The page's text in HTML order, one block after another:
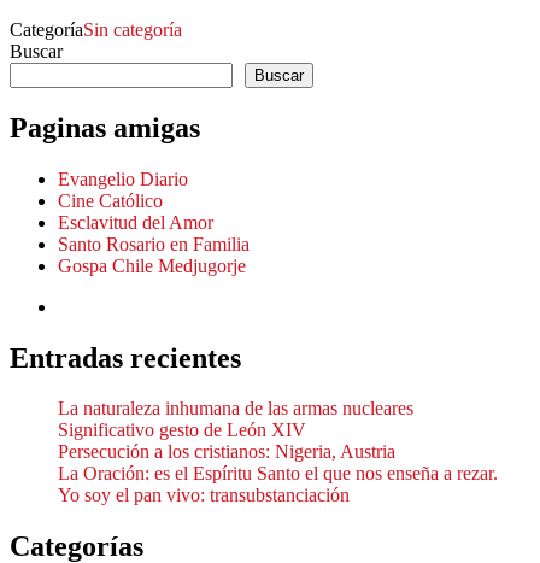
CategoríaSin categoría
Buscar
Buscar
Paginas amigas
Evangelio Diario
Cine Católico
Esclavitud del Amor
Santo Rosario en Familia
Gospa Chile Medjugorje
Entradas recientes
La naturaleza inhumana de las armas nucleares
Significativo gesto de León XIV
Persecución a los cristianos: Nigeria, Austria
La Oración: es el Espíritu Santo el que nos enseña a rezar.
Yo soy el pan vivo: transubstanciación
Categorías